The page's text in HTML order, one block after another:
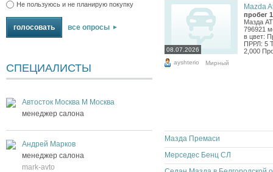
Не пользуюсь и не планирую покупку
все опросы
СПЕЦИАЛИСТЫ
Автосток Москва М Москва
менеджер салона
Андрей Марков
менеджер салона
mark-avto
08.07.2026
Mazda
пробег
Мазда
796921
в цвет:
ПРРЛ: 5
2,000
ayshterio Мирный
Мазда Премаси
Мерседес Бенц СЛ